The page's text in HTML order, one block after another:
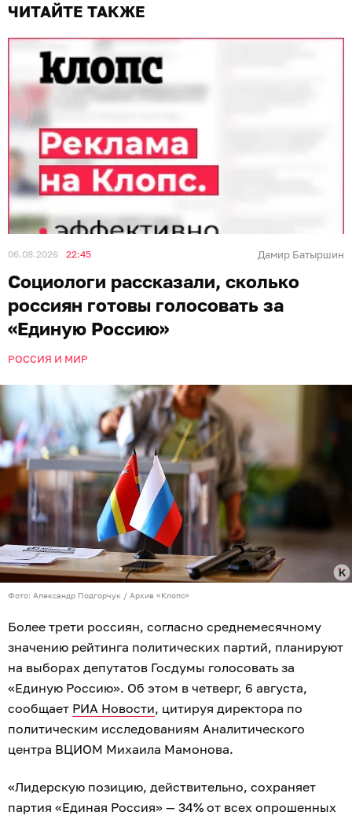
ЧИТАЙТЕ ТАКЖЕ
06.08.2026 22:45 Дамир Батыршин
Социологи рассказали, сколько
россиян готовы голосовать за
«Единую Россию»
РОССИЯ И МИР
Фото: Александр Подгорчук / Архив «Клопс»
Более трети россиян, согласно среднемесячному
значению рейтинга политических партий, планируют
на выборах депутатов Госдумы голосовать за
«Единую Россию». Об этом в четверг, 6 августа,
сообщает РИА Новости, цитируя директора по
политическим исследованиям Аналитического
центра ВЦИОМ Михаила Мамонова.
«Лидерскую позицию, действительно, сохраняет
партия «Единая Россия» — 34% от всех опрошенных